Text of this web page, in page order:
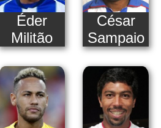
Éder
Militão
César
Sampaio